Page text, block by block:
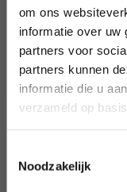
om ons
informatie over uw
partners voor
partners kunnen
informatie die u
verzameld op
Noodzakelijk
Frühe und
Benötigen